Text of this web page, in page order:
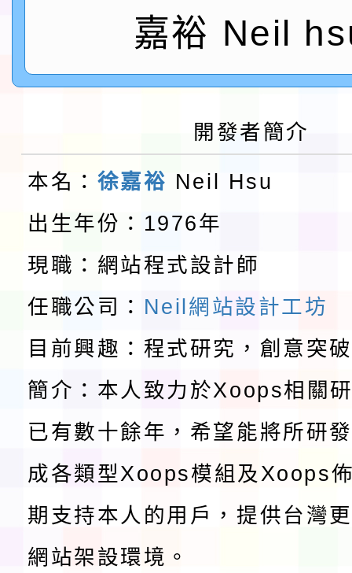
鎮韌性（防空）演習－
「115年金融知識線上
法」
本校115學年度第1學
第3次招考代課鐘點教
告(不再辦理後續甄選)
檢送「桃園市115學年
賽實施要點」1份
本市「115學年度學生
程安排一案
「桃園市補助參觀特色
展演活動實施計畫」
請一案
教育部校安中心白海豚
報
淨零綠領人才培育課程
檢送桃園市115學年度
及師生本土語及新住民
實施要點各1份
115年食農教育專業人
程
函轉國家通訊傳播委員
鎮韌性（防空）演習－
「115年金融知識線上
法」
本校115學年度第1學
嘉裕 Neil
開發者簡介
本名： 徐嘉裕 Neil Hsu
出生年份：1976年
現職：網站程式設計師
任職公司： Neil網站設計工坊
目前興趣：程式研究，創意突
簡介：本人致力於Xoops相關
已有數十餘年，希望能將所研
成各類型Xoops模組及Xoops
期支持本人的用戶，提供台灣
網站架設環境。